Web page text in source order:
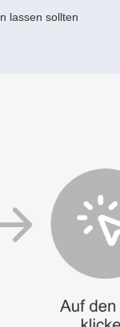
lassen sollten